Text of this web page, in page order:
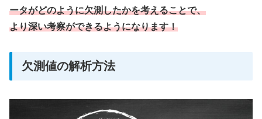
ータがどのように欠測したかを考えることで、
より深い考察ができるようになります！
欠測値の解析方法